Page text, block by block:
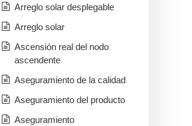
Arreglo solar desplegable
Arreglo solar
Ascensión real del nodo
ascendente
Aseguramiento de la calidad
Aseguramiento del producto
Aseguramiento